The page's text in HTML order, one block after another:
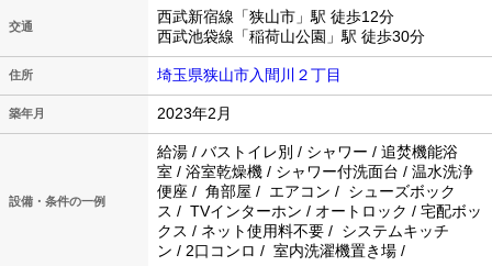
交通
西武新宿線「狭山市」駅 徒歩12分
西武池袋線「稲荷山公園」駅 徒歩30分
住所 埼玉県狭山市入間川２丁目
築年月 2023年2月
設備・条件の一例
給湯 / バストイレ別 / シャワー / 追焚機能浴
室 / 浴室乾燥機 / シャワー付洗面台 / 温水洗浄
便座 / 角部屋 / エアコン / シューズボック
ス / TVインターホン / オートロック / 宅配ボッ
クス / ネット使用料不要 / システムキッチ
ン / 2口コンロ / 室内洗濯機置き場 /